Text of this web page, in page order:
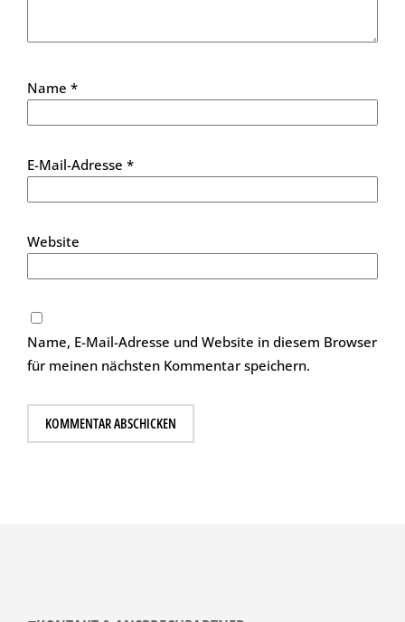
Name *
E-Mail-Adresse *
Website
Name, E-Mail-Adresse und Website in diesem Browser
für meinen nächsten Kommentar speichern.